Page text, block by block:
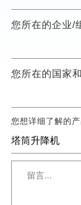
您所在的企业/
您所在的国家
您想详细了解的
*